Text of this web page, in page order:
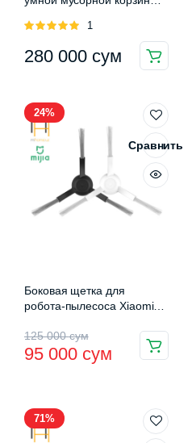
Оценка
1
280 000 сум
24%
Сравнить
Боковая щетка для
робота-пылесоса Xiaomi
Vacuum-Mop P
(STYTJ02YM-BS.B)
125 000сум
Первоначальная
цена
125
95 000 сум
Текущая
цена:
000 сум.
71%